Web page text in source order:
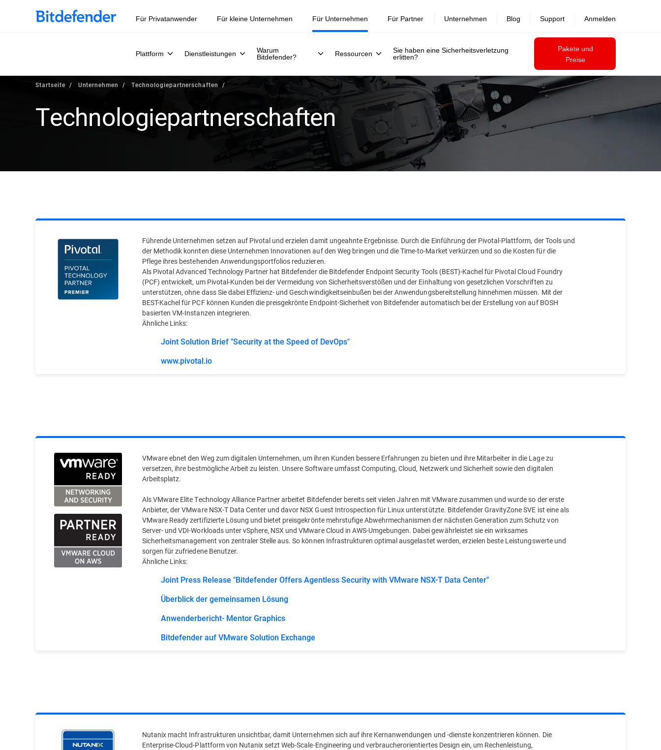
Für Privatanwender Für kleine Unternehmen Für Unternehmen
Plattform Dienstleistungen
Warum
Bitdefender?
Ressourcen
Sie haben eine Sicherheitsverletzung
erlitten?
Pakete und
Preise
Für Partner Unternehmen Blog Support Anmelden
Startseite Unternehmen Technologiepartnerschaften
Technologiepartnerschaften
Führende Unternehmen setzen auf Pivotal und erzielen damit ungeahnte Ergebnisse. Durch die Einführung der Pivotal-Plattform, der Tools und
der Methodik konnten diese Unternehmen Innovationen auf den Weg bringen und die Time-to-Market verkürzen und so die Kosten für die
Pflege ihres bestehenden Anwendungsportfolios reduzieren.
Als Pivotal Advanced Technology Partner hat Bitdefender die Bitdefender Endpoint Security Tools (BEST)-Kachel für Pivotal Cloud Foundry
(PCF) entwickelt, um Pivotal-Kunden bei der Vermeidung von Sicherheitsverstößen und der Einhaltung von gesetzlichen Vorschriften zu
unterstützen, ohne dass Sie dabei Effizienz- und Geschwindigkeitseinbußen bei der Anwendungsbereitstellung hinnehmen müssen. Mit der
BEST-Kachel für PCF können Kunden die preisgekrönte Endpoint-Sicherheit von Bitdefender automatisch bei der Erstellung von auf BOSH
basierten VM-Instanzen integrieren.
Ähnliche Links:
Joint Solution Brief "Security at the Speed of DevOps"
www.pivotal.io
VMware ebnet den Weg zum digitalen Unternehmen, um ihren Kunden bessere Erfahrungen zu bieten und ihre Mitarbeiter in die Lage zu
versetzen, ihre bestmögliche Arbeit zu leisten. Unsere Software umfasst Computing, Cloud, Netzwerk und Sicherheit sowie den digitalen
Arbeitsplatz.
Als VMware Elite Technology Alliance Partner arbeitet Bitdefender bereits seit vielen Jahren mit VMware zusammen und wurde so der erste
Anbieter, der VMware NSX-T Data Center und davor NSX Guest Introspection für Linux unterstützte. Bitdefender GravityZone SVE ist eine als
VMware Ready zertifizierte Lösung und bietet preisgekrönte mehrstufige Abwehrmechanismen der nächsten Generation zum Schutz von
Server- und VDI-Workloads unter vSphere, NSX und VMware Cloud in AWS-Umgebungen. Dabei gewährleistet sie ein wirksames
Sicherheitsmanagement von zentraler Stelle aus. So können Infrastrukturen optimal ausgelastet werden, erzielen beste Leistungswerte und
sorgen für zufriedene Benutzer.
Ähnliche Links:
Joint Press Release "Bitdefender Offers Agentless Security with VMware NSX-T Data Center"
Überblick der gemeinsamen Lösung
Anwenderbericht- Mentor Graphics
Bitdefender auf VMware Solution Exchange
Nutanix macht Infrastrukturen unsichtbar, damit Unternehmen sich auf ihre Kernanwendungen und -dienste konzentrieren können. Die
Enterprise-Cloud-Plattform von Nutanix setzt Web-Scale-Engineering und verbraucherorientiertes Design ein, um Rechenleistung,